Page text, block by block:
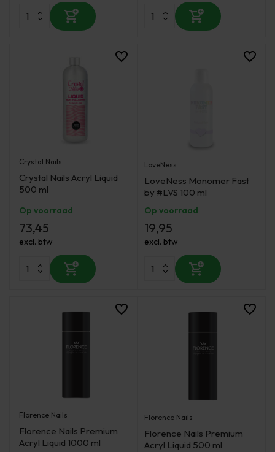
Crystal Nails
Crystal Nails Acryl Liquid
500 ml
Op voorraad
73,45
excl. btw
LoveNess
LoveNess Monomer Fast
by #LVS 100 ml
Op voorraad
19,95
excl. btw
Florence Nails
Florence Nails Premium
Acryl Liquid 1000 ml
Florence Nails
Florence Nails Premium
Acryl Liquid 500 ml